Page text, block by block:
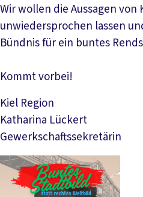
Wir wollen die Aussagen
unwiedersprochen lassen
Bündnis für ein buntes
Kommt vorbei!
Kiel Region
Katharina Lückert
Gewerkschaftssekretärin